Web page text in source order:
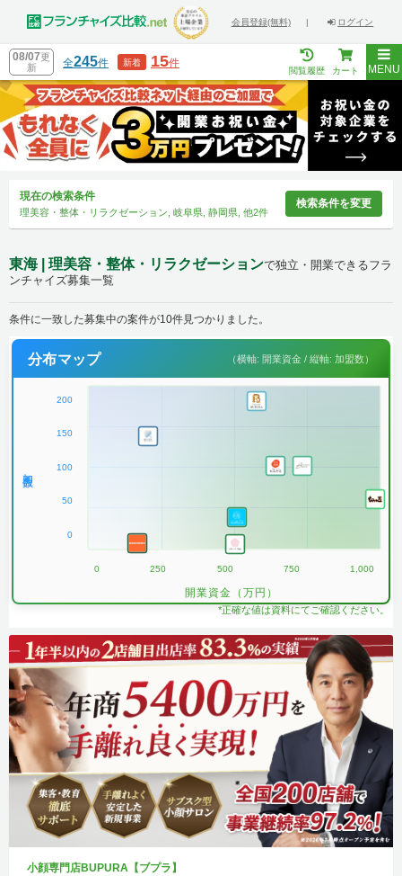
会員登録(無料) | ログイン
08/07更
新
全245件 新着 15件
閲覧履歴 カート MENU
現在の検索条件
理美容・整体・リラクゼーション, 岐阜県, 静岡県, 他2件
検索条件を変更
東海 | 理美容・整体・リラクゼーションで独立・開業できるフラ
ンチャイズ募集一覧
条件に一致した募集中の案件が10件見つかりました。
分布マップ （横軸: 開業資金 / 縦軸: 加盟数）
200
150
100
50
0
0 250 500 750 1,000
開業資金（万円）
*正確な値は資料にてご確認ください。
小顔専門店BUPURA【ブプラ】